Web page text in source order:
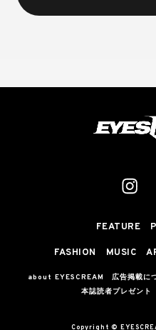
FEATURE
FASHION MUSIC
about EYESCREAM 広告掲載に
本誌読者プレゼント
Copyright ©